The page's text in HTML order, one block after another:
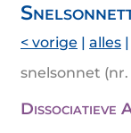
< vorige | alles |
snelsonnet (nr.
Dissociatieve